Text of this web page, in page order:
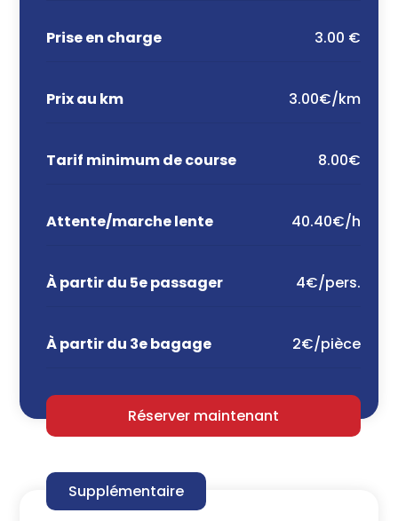
Prise en charge 3.00 €
Prix au km 3.00€/km
Tarif minimum de course 8.00€
Attente/marche lente 40.40€/h
À partir du 5e passager 4€/pers.
À partir du 3e bagage 2€/pièce
Réserver maintenant
Supplémentaire